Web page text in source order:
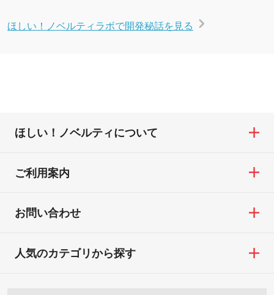
ほしい！ノベルティラボで開発秘話を見る
ほしい！ノベルティについて
ご利用案内
お問い合わせ
人気のカテゴリから探す